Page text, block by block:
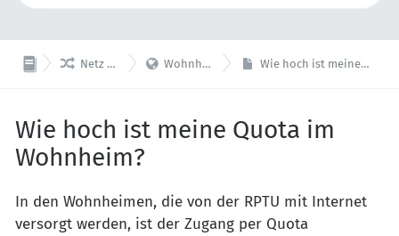
 Netz & Telefonie  Wohnheim Internet Wie hoch ist meine Quota im Wohnheim?
Wie hoch ist meine Quota im
Wohnheim?
In den Wohnheimen, die von der RPTU mit Internet
versorgt werden, ist der Zugang per Quota